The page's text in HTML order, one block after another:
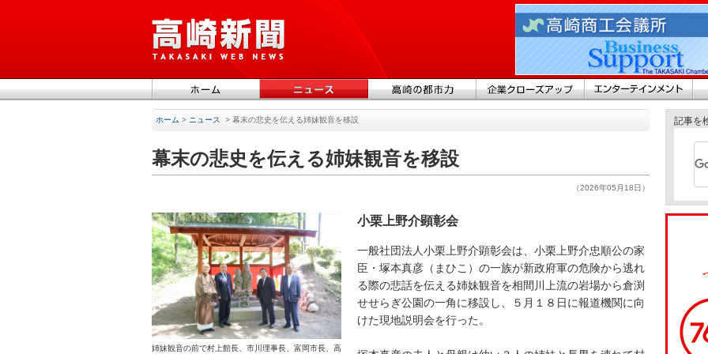
ホーム > ニュース > 幕末の悲史を伝える姉妹観音を移設
幕末の悲史を伝える姉妹観音を移設
（2026年05月18日）
姉妹観音の前で村上館長、市川理事長、富岡市長、高
小栗上野介顕彰会
一般社団法人小栗上野介顕彰会は、小栗上野介忠順公の家
臣・塚本真彦（まひこ）の一族が新政府軍の危険から逃れ
る際の悲話を伝える姉妹観音を相間川上流の岩場から倉渕
せせらぎ公園の一角に移設し、５月１８日に報道機関に向
けた現地説明会を行った。
記事を